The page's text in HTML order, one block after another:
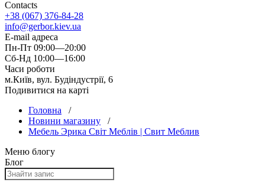
Contacts
+38 (067) 376-84-28
info@gerbor.kiev.ua
E-mail адреса
Пн-Пт 09:00—20:00
Сб-Нд 10:00—16:00
Часи роботи
м.Київ, вул. Будіндустрії, 6
Подивитися на карті
Головна /
Новини магазину /
Мебель Эрика Світ Меблів | Свит Меблив
Меню блогу
Блог